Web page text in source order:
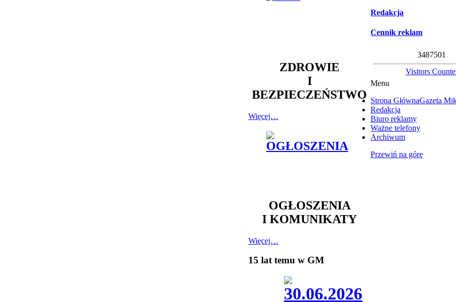
ZDROWIE
I
BEZPIECZEŃSTWO
Więcej…
OGŁOSZENIA
I KOMUNIKATY
Więcej…
15 lat temu w GM
Redakcja
Cennik reklam
3487501
Visitors
Menu
Strona GłównaGazeta
Redakcja
Biuro reklamy
Ważne telefony
Archiwum
Przewiń na górę